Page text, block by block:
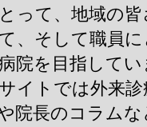
って、地域の
、そして職員
院を目指して
イトでは外来
院長のコラム